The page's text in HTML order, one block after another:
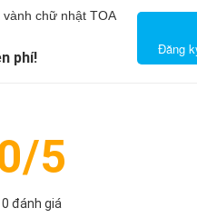
chữ nhật TOA
phí!Khoảng
Miễn
phí!
Đăng
5
0 đánh giá